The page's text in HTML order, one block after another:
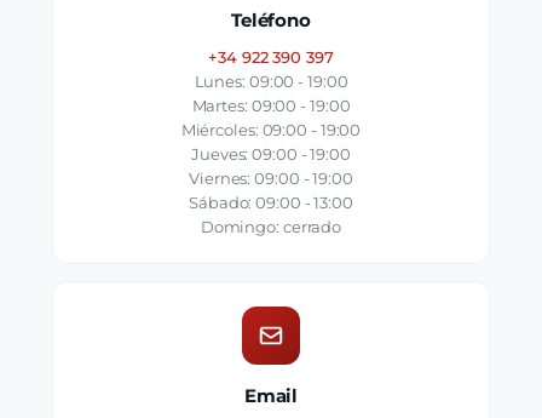
Teléfono
+34 922 390 397
Lunes: 09:00 - 19:00
Martes: 09:00 - 19:00
Miércoles: 09:00 - 19:00
Jueves: 09:00 - 19:00
Viernes: 09:00 - 19:00
Sábado: 09:00 - 13:00
Domingo: cerrado
Email